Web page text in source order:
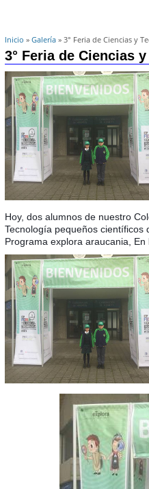
Inicio » Galería » 3° Feria de Ciencias y
3° Feria de Ciencias
Hoy, dos alumnos de nuestro
Tecnología pequeños científicos
Programa explora araucania, En